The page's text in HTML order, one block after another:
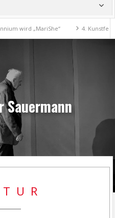
„MariShe“ 4. Kunstfest macht
Sauermann
U R